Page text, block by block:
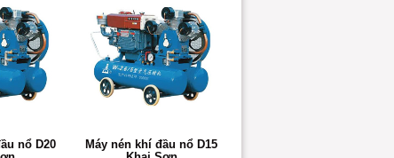
nổ D20
Máy nén khí đầu nổ D15